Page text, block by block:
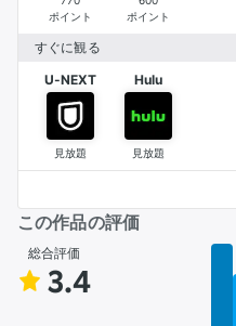
ポイント
ポイント
すぐに観る
U-NEXT
見放題
Hulu
見放題
この作品の評価
総合評価
3.4